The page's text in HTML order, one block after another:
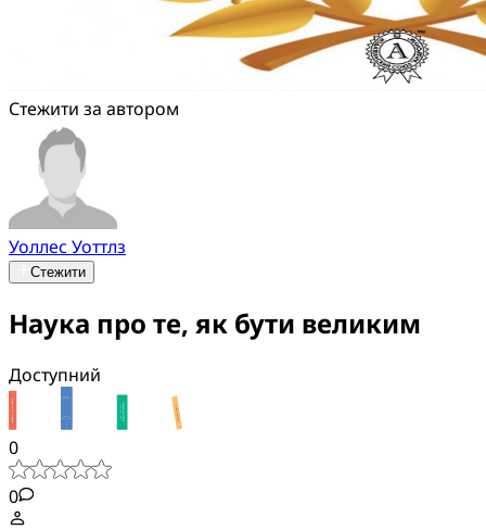
Стежити за автором
Уоллес Уоттлз
Стежити
Наука про те, як бути великим
Доступний
0
0